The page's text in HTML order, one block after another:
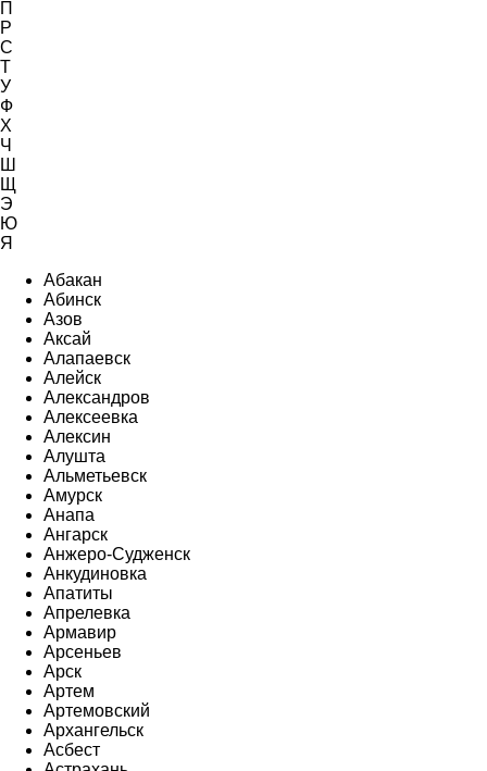
П
Р
С
Т
У
Ф
Х
Ч
Ш
Щ
Э
Ю
Я
Абакан
Абинск
Азов
Аксай
Алапаевск
Алейск
Александров
Алексеевка
Алексин
Алушта
Альметьевск
Амурск
Анапа
Ангарск
Анжеро-Судженск
Анкудиновка
Апатиты
Апрелевка
Армавир
Арсеньев
Арск
Артем
Артемовский
Архангельск
Асбест